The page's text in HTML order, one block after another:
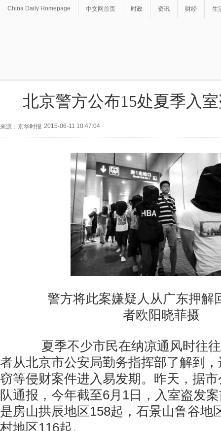
China Daily Homepage 中文网首页 时政 资讯 财经 生
北京警方公布15处夏季入
来源：京华时报 2015-06-11 10:47:04
警方将此案嫌疑人从广东押解
者欧阳晓菲摄
夏季不少市民在纳凉通风时往往
者从北京市公安局勤务指挥部了解到
窃等侵财案件进入易发期。昨天，据
队通报，今年截至6月1日，入室盗发
是房山拱辰地区158起，石景山鲁谷地
村地区116起。